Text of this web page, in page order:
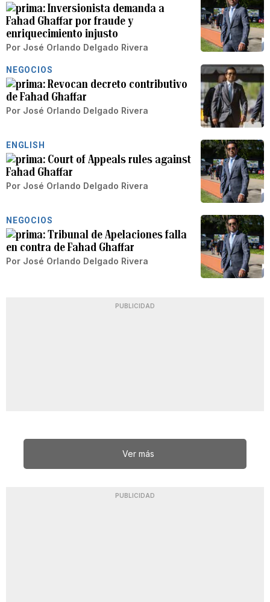
Inversionista demanda a
Fahad Ghaffar por fraude y
enriquecimiento injusto
Por José Orlando Delgado Rivera
NEGOCIOS
Revocan decreto contributivo
de Fahad Ghaffar
Por José Orlando Delgado Rivera
ENGLISH
Court of Appeals rules against
Fahad Ghaffar
Por José Orlando Delgado Rivera
NEGOCIOS
Tribunal de Apelaciones falla
en contra de Fahad Ghaffar
Por José Orlando Delgado Rivera
PUBLICIDAD
Ver más
PUBLICIDAD